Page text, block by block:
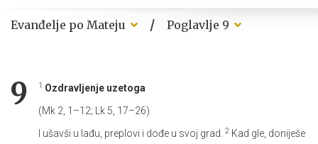
Evanđelje po Mateju / Poglavlje 9
9 1 Ozdravljenje uzetoga
(Mk 2, 1–12; Lk 5, 17–26)
I ušavši u lađu, preplovi i dođe u svoj grad. 2 Kad gle, doniješe